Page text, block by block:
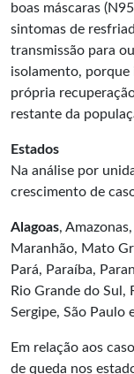
boas máscaras
sintomas de
transmissão para
isolamento, porque
própria
restante da
Estados
Na análise por
crescimento de
Alagoas,
Maranhão, Mato
Pará, Paraíba,
Rio Grande do Sul,
Sergipe, São Paulo
Em relação aos
de queda nos